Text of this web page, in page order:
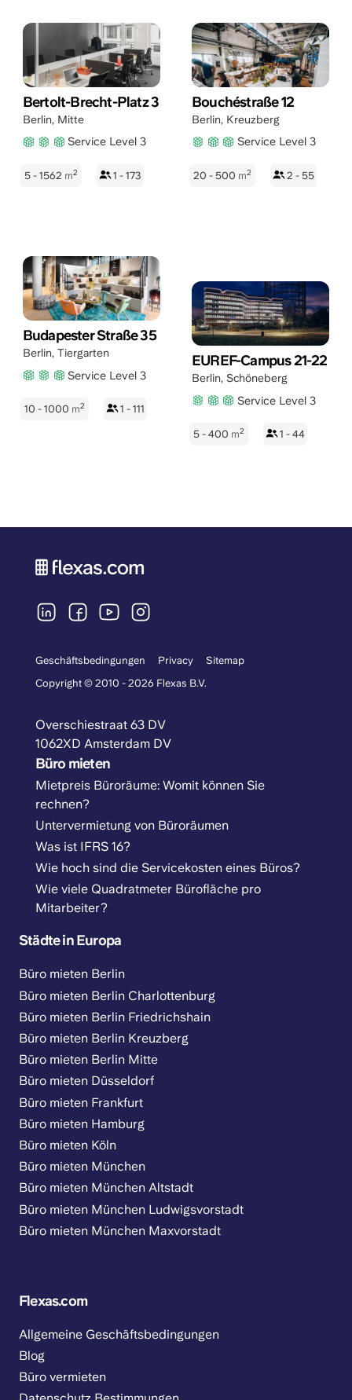
Bertolt-Brecht-Platz 3
Berlin, Mitte
Service Level 3
5 - 1562 m2 1 - 173
Bouchéstraße 12
Berlin, Kreuzberg
Service Level 3
20 - 500 m2 2 - 55
Budapester Straße 35
Berlin, Tiergarten
Service Level 3
10 - 1000 m2 1 - 111
EUREF-Campus 21-22
Berlin, Schöneberg
Service Level 3
5 - 400 m2 1 - 44
Geschäftsbedingungen Privacy
Sitemap
Copyright © 2010 - 2026 Flexas B.V.
Overschiestraat 63 DV
1062XD Amsterdam DV
Büro mieten
Mietpreis Büroräume: Womit können Sie
rechnen?
Untervermietung von Büroräumen
Was ist IFRS 16?
Wie hoch sind die Servicekosten eines Büros?
Wie viele Quadratmeter Bürofläche pro
Mitarbeiter?
Städte in Europa
Büro mieten Berlin
Büro mieten Berlin Charlottenburg
Büro mieten Berlin Friedrichshain
Büro mieten Berlin Kreuzberg
Büro mieten Berlin Mitte
Büro mieten Düsseldorf
Büro mieten Frankfurt
Büro mieten Hamburg
Büro mieten Köln
Büro mieten München
Büro mieten München Altstadt
Büro mieten München Ludwigsvorstadt
Büro mieten München Maxvorstadt
Flexas.com
Allgemeine Geschäftsbedingungen
Blog
Büro vermieten